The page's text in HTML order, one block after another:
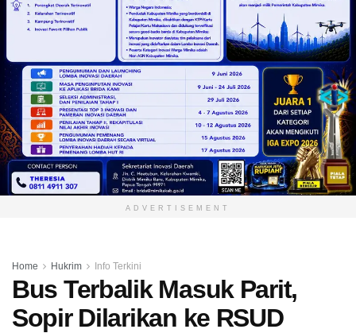
ADVERTISEMENT
Home Hukrim Info Terkini
Bus Terbalik Masuk Parit,
Sopir Dilarikan ke RSUD